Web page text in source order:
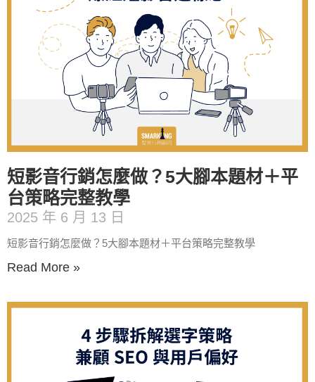
短影音行銷怎麼做？5大腳本題材＋平
台策略完整教學
2025 年 6 月 13 日
短影音行銷怎麼做？5大腳本題材＋平台策略完整教學
Read More »